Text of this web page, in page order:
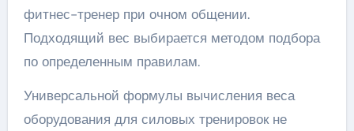
фитнес-тренер при очном общении.
Подходящий вес выбирается методом подбора
по определенным правилам.
Универсальной формулы вычисления веса
оборудования для силовых тренировок не